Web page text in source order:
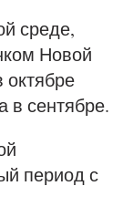
среде,
Новой
октябре
в сентябре.
период с